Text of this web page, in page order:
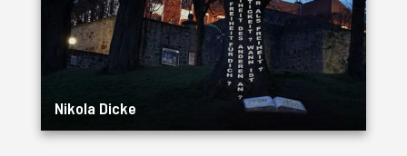
Nikola Dicke